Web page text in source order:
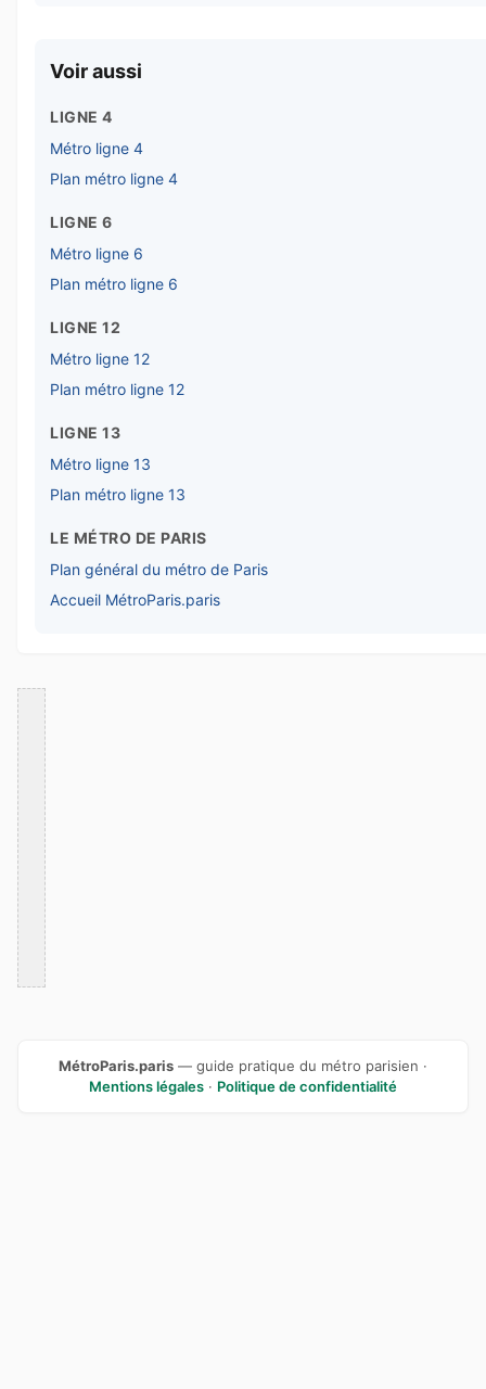
Voir aussi
LIGNE 4
Métro ligne 4
Plan métro ligne 4
LIGNE 6
Métro ligne 6
Plan métro ligne 6
LIGNE 12
Métro ligne 12
Plan métro ligne 12
LIGNE 13
Métro ligne 13
Plan métro ligne 13
LE MÉTRO DE PARIS
Plan général du métro de Paris
Accueil MétroParis.paris
MétroParis.paris — guide pratique du métro parisien ·
Mentions légales · Politique de confidentialité